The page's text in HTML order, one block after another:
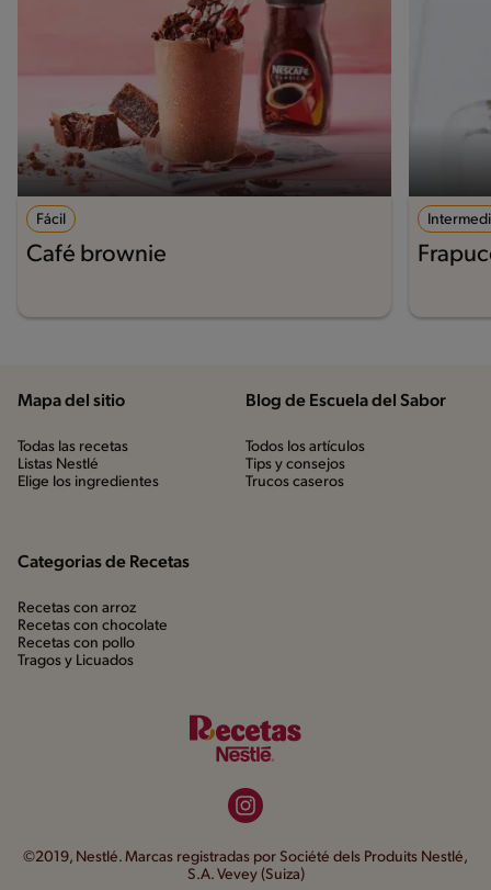
Fácil
Café brownie
Mapa del sitio
Todas las recetas
Listas Nestlé
Elige los ingredientes
Blog de Escuela del Sabor
Todos los artículos
Tips y consejos
Trucos caseros
Categorias de Recetas
Recetas con arroz
Recetas con chocolate
Recetas con pollo
Tragos y Licuados
©2019, Nestlé. Marcas registradas por Société dels Produits Nestlé,
S.A. Vevey (Suiza)